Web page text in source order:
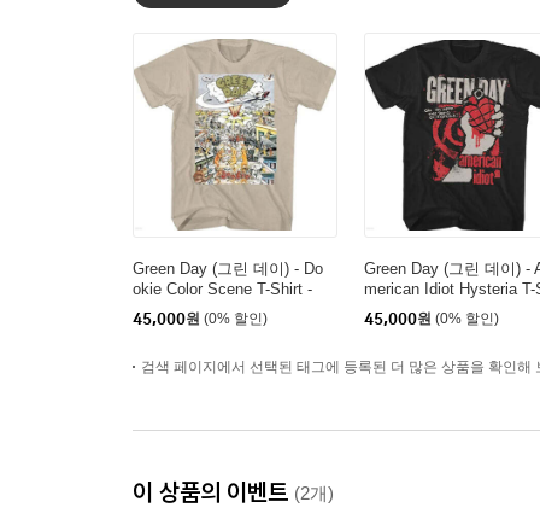
Green Day (그린 데이) - Do
okie Color Scene T-Shirt -
Medium Tan
45,000원 (0% 할인)
Green Day (그린 데이) -
merican Idiot Hysteria T-
irt - 2XL Black
45,000원 (0% 할인)
검색 페이지에서 선택된 태그에 등록된 더 많은 상품을 확인해
이 상품의 이벤트 (2개)